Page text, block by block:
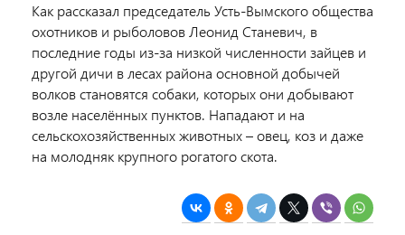
Как рассказал председатель Усть-Вымского общества
охотников и рыболовов Леонид Станевич, в
последние годы из-за низкой численности зайцев и
другой дичи в лесах района основной добычей
волков становятся собаки, которых они добывают
возле населённых пунктов. Нападают и на
сельскохозяйственных животных – овец, коз и даже
на молодняк крупного рогатого скота.